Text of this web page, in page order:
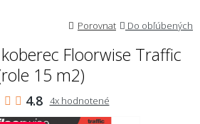
Porovnat Do obľúbených
Floorwise Traffic
15 m2)
4.8 4x hodnotené